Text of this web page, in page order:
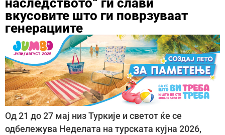
вкусовите што ги поврзуваат
генерациите
Од 21 до 27 мај низ Туркије и светот ќе се
одбележува Неделата на турската кујна 2026,